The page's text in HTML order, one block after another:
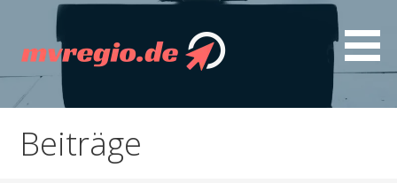
I
mvregio.de
Entdecken Sie MVregio - spannende Artikel, gut
nützliche Tipps
Beiträge